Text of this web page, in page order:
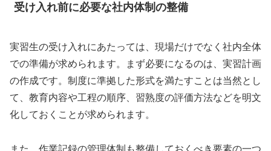
受け入れ前に必要な社内体制の整備
実習生の受け入れにあたっては、現場だけでなく社内全体
での準備が求められます。まず必要になるのは、実習計画
の作成です。制度に準拠した形式を満たすことは当然とし
て、教育内容や工程の順序、習熟度の評価方法などを明文
化しておくことが求められます。
また、作業記録の管理体制も整備しておくべき要素の一つ